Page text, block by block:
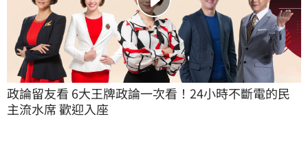
政論留友看 6大王牌政論一次看！24小時不斷電的民
主流水席 歡迎入座